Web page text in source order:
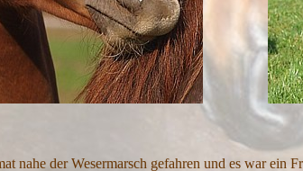
nahe der Wesermarsch gefahren und es war ein